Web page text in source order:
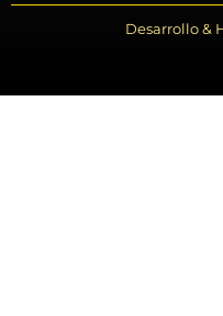
Desarrollo &